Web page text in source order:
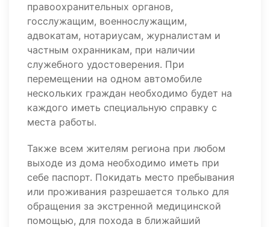
правоохранительных органов,
госслужащим, военнослужащим,
адвокатам, нотариусам, журналистам и
частным охранникам, при наличии
служебного удостоверения. При
перемещении на одном автомобиле
нескольких граждан необходимо будет на
каждого иметь специальную справку с
места работы.
Также всем жителям региона при любом
выходе из дома необходимо иметь при
себе паспорт. Покидать место пребывания
или проживания разрешается только для
обращения за экстренной медицинской
помощью, для похода в ближайший